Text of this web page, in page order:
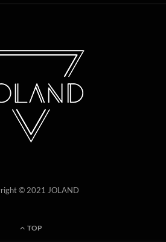
© 2021 JOLAND
TOP